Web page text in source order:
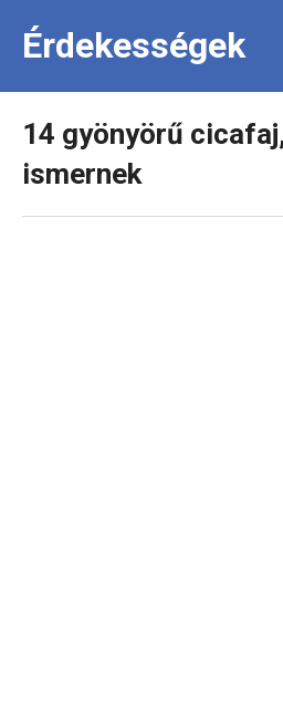
Érdekességek
14 gyönyörű
ismernek